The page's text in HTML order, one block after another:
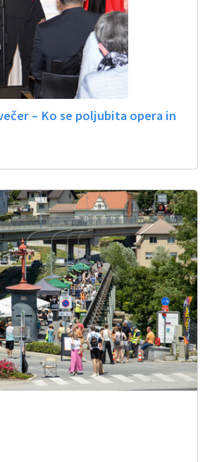
– Ko se poljubita opera in